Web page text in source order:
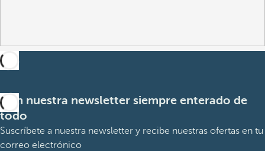
Con nuestra newsletter siempre enterado de
todo
Suscríbete a nuestra newsletter y recibe nuestras ofertas en tu
correo electrónico